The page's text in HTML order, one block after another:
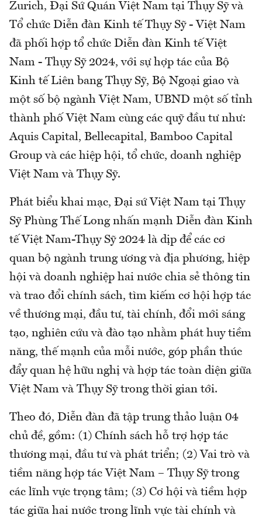
Zurich, Đại Sứ Quán Việt Nam tại Thụy Sỹ và
Tổ chức Diễn đàn Kinh tế Thụy Sỹ - Việt Nam
đã phối hợp tổ chức Diễn đàn Kinh tế Việt
Nam - Thụy Sỹ 2024, với sự hợp tác của Bộ
Kinh tế Liên bang Thụy Sỹ, Bộ Ngoại giao và
một số bộ ngành Việt Nam, UBND một số tỉnh
thành phố Việt Nam cùng các quỹ đầu tư như:
Aquis Capital, Bellecapital, Bamboo Capital
Group và các hiệp hội, tổ chức, doanh nghiệp
Việt Nam và Thụy Sỹ.
Phát biểu khai mạc, Đại sứ Việt Nam tại Thụy
Sỹ Phùng Thế Long nhấn mạnh Diễn đàn Kinh
tế Việt Nam-Thụy Sỹ 2024 là dịp để các cơ
quan bộ ngành trung ương và địa phương, hiệp
hội và doanh nghiệp hai nước chia sẻ thông tin
và trao đổi chính sách, tìm kiếm cơ hội hợp tác
về thương mại, đầu tư, tài chính, đổi mới sáng
tạo, nghiên cứu và đào tạo nhằm phát huy tiềm
năng, thế mạnh của mỗi nước, góp phần thúc
đẩy quan hệ hữu nghị và hợp tác toàn diện giữa
Việt Nam và Thụy Sỹ trong thời gian tới.
Theo đó, Diễn đàn đã tập trung thảo luận 04
chủ đề, gồm: (1) Chính sách hỗ trợ hợp tác
thương mại, đầu tư và phát triển; (2) Vai trò và
tiềm năng hợp tác Việt Nam – Thụy Sỹ trong
các lĩnh vực trọng tâm; (3) Cơ hội và tiềm hợp
tác giữa hai nước trong lĩnh vực tài chính và